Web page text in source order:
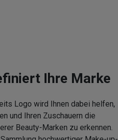
Ihre Marke
Logo wird Ihnen dabei helfen,
und Ihren Zuschauern die
Beauty-Marken zu erkennen.